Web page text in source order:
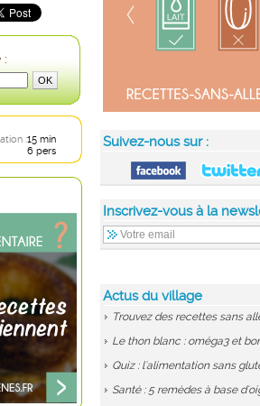
Suivez-nous sur :
Inscrivez-vous à la
Actus du village
Trouvez des recettes sans
Le thon blanc : oméga3 et
Quiz : l'alimentation sans
Santé : 5 remèdes à base
:
:15 min
6 pers